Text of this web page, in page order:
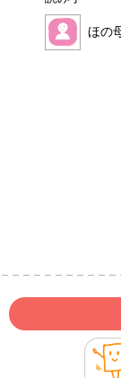
ほの